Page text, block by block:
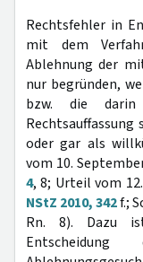
Rechtsfehler in
mit dem
Ablehnung der
nur begründen,
bzw. die darin
oder gar als
vom 10.
4, 8; Urteil vom
NStZ 2010, 342f.;
Rn. 8). Dazu